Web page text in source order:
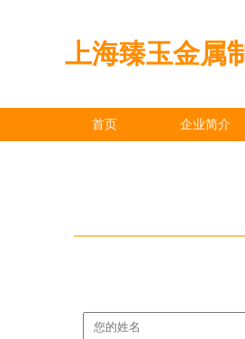
上海臻玉金属
首页 企业简介